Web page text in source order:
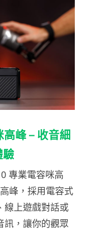
峰 – 收音細
驗
專業電容咪高
峰，採用電容式
線上遊戲對話或
訊，讓你的觀眾